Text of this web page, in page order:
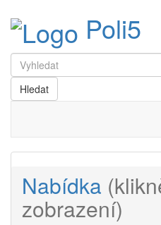
Poli5
Nabídka
zobrazení)